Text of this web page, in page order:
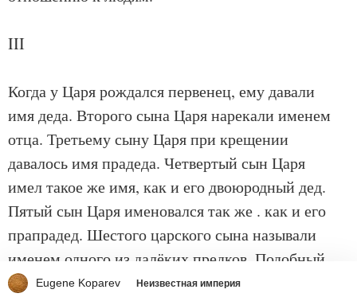
III
Когда у Царя рождался первенец, ему давали
имя деда. Второго сына Царя нарекали именем
отца. Третьему сыну Царя при крещении
давалось имя прадеда. Четвертый сын Царя
имел такое же имя, как и его двоюродный дед.
Пятый сын Царя именовался так же . как и его
прапрадед. Шестого царского сына называли
именем одного из далёких предков. Подобный
порядок наречения имен прослеживается у всех
Eugene Koparev Неизвестная империя